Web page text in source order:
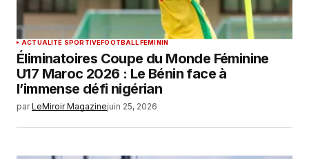
ACTUALITÉ SPORTIVEFOOTBALL FEMININ
Éliminatoires Coupe du Monde Féminine
U17 Maroc 2026 : Le Bénin face à
l’immense défi nigérian
par LeMiroir Magazinejuin 25, 2026